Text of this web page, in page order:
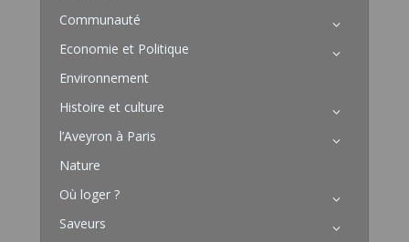
Communauté
Economie et Politique
Environnement
Histoire et culture
l’Aveyron à Paris
Nature
Où loger ?
Saveurs